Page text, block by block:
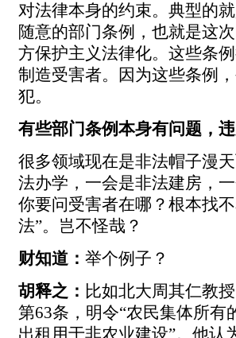
对法律本身的约束。典型的
随意的部门条例，也就是这
方保护主义法律化。这些条
制造受害者。因为这些条例
犯。
有些部门条例本身有问题，
很多领域现在是非法帽子漫
法办学，一会是非法建房，
你要问受害者在哪？根本找
法”。岂不怪哉？
财知道： 举个例子？
胡释之： 比如北大周其仁教
第63条，明令“农民集体所